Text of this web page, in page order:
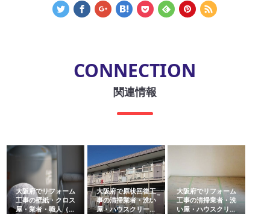
CONNECTION
関連情報
大阪府でリフォーム
工事の壁紙・クロス
屋・業者・職人（...
大阪府で原状回復工
事の清掃業者・洗い
屋・ハウスクリー...
大阪府でリフォーム
工事の清掃業者・洗
い屋・ハウスクリ...